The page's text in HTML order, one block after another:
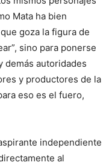
Mata ha bien
goza la figura de
sino para ponerse
demás autoridades
y productores de la
eso es el fuero,
independiente
al